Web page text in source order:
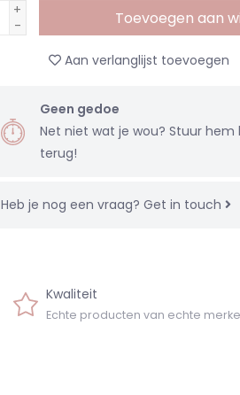
+
-
Toevoegen aan
Aan verlanglijst toevoegen
Geen gedoe
Net niet wat je wou? Stuur hem
terug!
Heb je nog een vraag? Get in touch
Kwaliteit
Echte producten van echte